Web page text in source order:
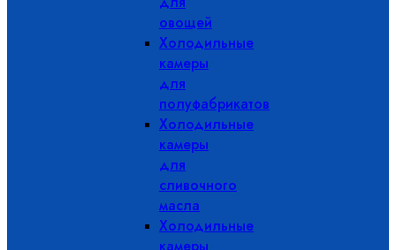
овощей
Холодильные
камеры
для
полуфабрикатов
Холодильные
камеры
для
сливочного
масла
Холодильные